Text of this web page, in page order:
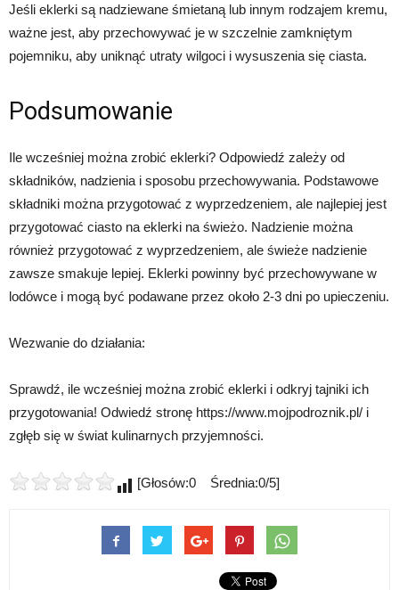
Jeśli eklerki są nadziewane śmietaną lub innym rodzajem kremu,
ważne jest, aby przechowywać je w szczelnie zamkniętym
pojemniku, aby uniknąć utraty wilgoci i wysuszenia się ciasta.
Podsumowanie
Ile wcześniej można zrobić eklerki? Odpowiedź zależy od
składników, nadzienia i sposobu przechowywania. Podstawowe
składniki można przygotować z wyprzedzeniem, ale najlepiej jest
przygotować ciasto na eklerki na świeżo. Nadzienie można
również przygotować z wyprzedzeniem, ale świeże nadzienie
zawsze smakuje lepiej. Eklerki powinny być przechowywane w
lodówce i mogą być podawane przez około 2-3 dni po upieczeniu.
Wezwanie do działania:
Sprawdź, ile wcześniej można zrobić eklerki i odkryj tajniki ich
przygotowania! Odwiedź stronę https://www.mojpodroznik.pl/ i
zgłęb się w świat kulinarnych przyjemności.
[Głosów:0 Średnia:0/5]